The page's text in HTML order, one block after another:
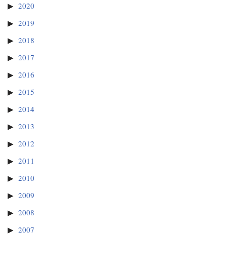
2020
2019
2018
2017
2016
2015
2014
2013
2012
2011
2010
2009
2008
2007